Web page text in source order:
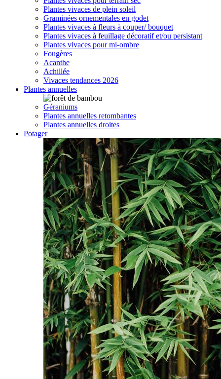
Plantes vivaces de plein soleil
Graminées ornementales en godet
Plantes vivaces à fleurs à couper/ bouquet
Plantes vivaces à feuillage décoratif et/ou persistant
Plantes vivaces pour mi-ombre
Fougères
Acanthe
Achillée
Vivaces tendances 2026
Plantes annuelles
Géraniums
Plantes annuelles retombantes
Plantes annuelles droites
Potager